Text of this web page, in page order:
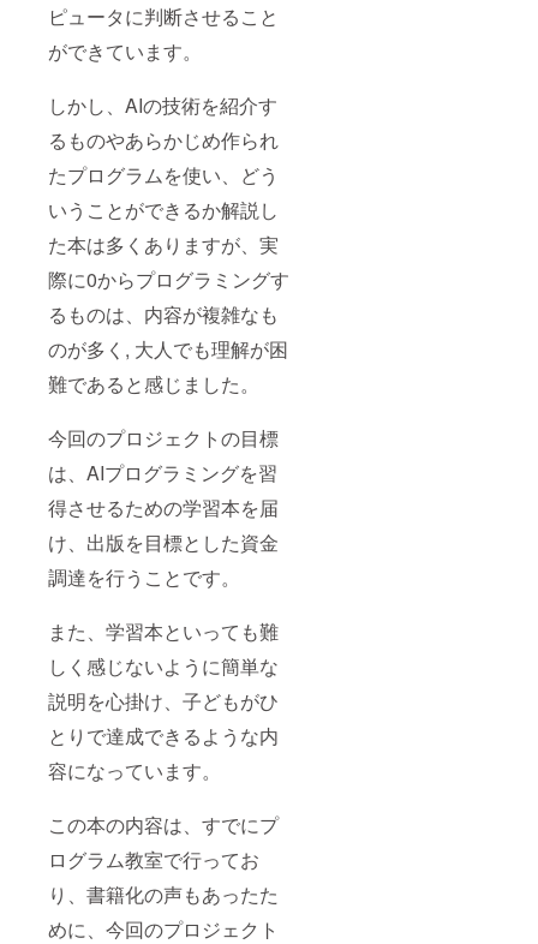
ピュータに判断させること
ができています。
しかし、AIの技術を紹介す
るものやあらかじめ作られ
たプログラムを使い、どう
いうことができるか解説し
た本は多くありますが、実
際に0からプログラミングす
るものは、内容が複雑なも
のが多く, 大人でも理解が困
難であると感じました。
今回のプロジェクトの目標
は、AIプログラミングを習
得させるための学習本を届
け、出版を目標とした資金
調達を行うことです。
また、学習本といっても難
しく感じないように簡単な
説明を心掛け、子どもがひ
とりで達成できるような内
容になっています。
この本の内容は、すでにプ
ログラム教室で行ってお
り、書籍化の声もあったた
めに、今回のプロジェクト